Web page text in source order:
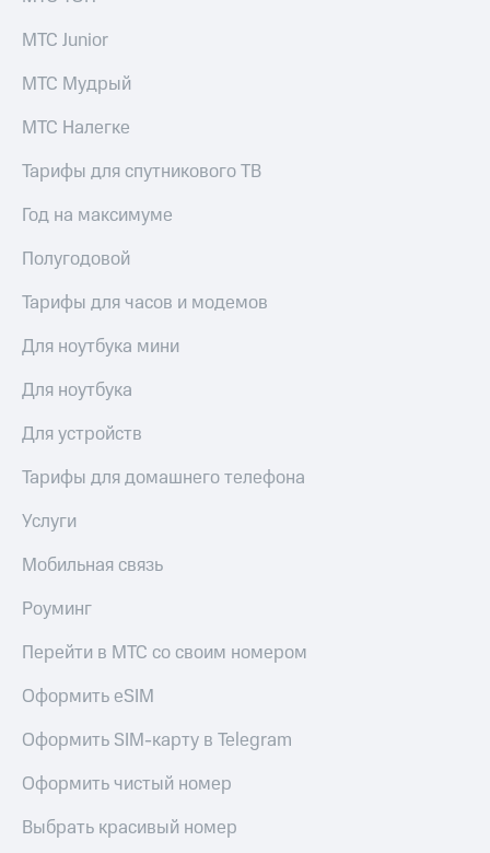
МТС Junior
МТС Мудрый
МТС Налегке
Тарифы для спутникового ТВ
Год на максимуме
Полугодовой
Тарифы для часов и модемов
Для ноутбука мини
Для ноутбука
Для устройств
Тарифы для домашнего телефона
Услуги
Мобильная связь
Роуминг
Перейти в МТС со своим номером
Оформить eSIM
Оформить SIM-карту в Telegram
Оформить чистый номер
Выбрать красивый номер